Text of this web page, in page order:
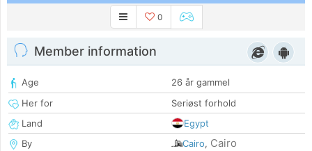
0
Member information
Age
26 år gammel
Her for
Seriøst forhold
Land
Egypt
By
Cairo, Cairo